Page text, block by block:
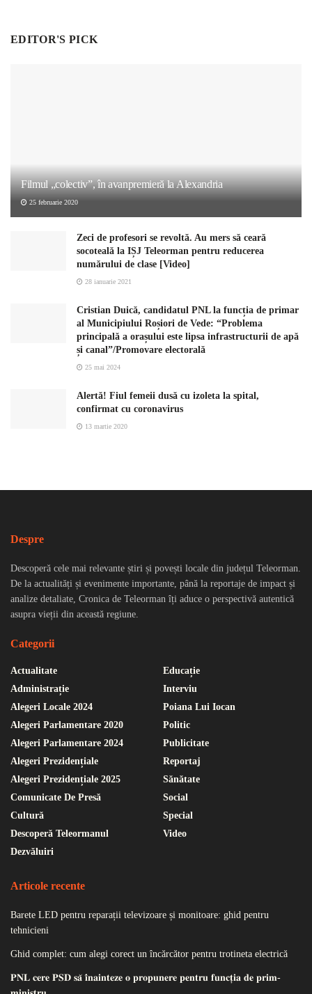
EDITOR'S PICK
Filmul „colectiv”, în avanpremieră la Alexandria
25 februarie 2020
Zeci de profesori se revoltă. Au mers să ceară
socoteală la IȘJ Teleorman pentru reducerea
numărului de clase [Video]
28 ianuarie 2021
Cristian Duică, candidatul PNL la funcția de primar
al Municipiului Roșiori de Vede: “Problema
principală a orașului este lipsa infrastructurii de apă
și canal”/Promovare electorală
25 mai 2024
Alertă! Fiul femeii dusă cu izoleta la spital,
confirmat cu coronavirus
13 martie 2020
Despre
Descoperă cele mai relevante știri și povești locale din județul Teleorman.
De la actualități și evenimente importante, până la reportaje de impact și
analize detaliate, Cronica de Teleorman îți aduce o perspectivă autentică
asupra vieții din această regiune.
Categorii
Actualitate
Administrație
Alegeri Locale 2024
Alegeri Parlamentare 2020
Alegeri Parlamentare 2024
Alegeri Prezidențiale
Alegeri Prezidențiale 2025
Comunicate De Presă
Cultură
Descoperă Teleormanul
Dezvăluiri
Educație
Interviu
Poiana Lui Iocan
Politic
Publicitate
Reportaj
Sănătate
Social
Special
Video
Articole recente
Barete LED pentru reparații televizoare și monitoare: ghid pentru
tehnicieni
Ghid complet: cum alegi corect un încărcător pentru trotineta electrică
𝐏𝐍𝐋 𝐜𝐞𝐫𝐞 𝐏𝐒𝐃 𝐬𝐚̆ 𝐢̂𝐧𝐚𝐢𝐧𝐭𝐞𝐳𝐞 𝐨 𝐩𝐫𝐨𝐩𝐮𝐧𝐞𝐫𝐞 𝐩𝐞𝐧𝐭𝐫𝐮 𝐟𝐮𝐧𝐜𝐭̦𝐢𝐚 𝐝𝐞 𝐩𝐫𝐢𝐦-